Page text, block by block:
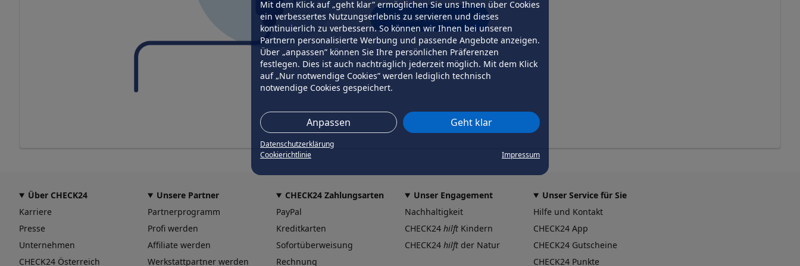
Mit dem Klick auf „geht klar” ermöglichen Sie uns Ihnen über Cookies
ein verbessertes Nutzungserlebnis zu servieren und dieses
kontinuierlich zu verbessern. So können wir Ihnen bei unseren
Partnern personalisierte Werbung und passende Angebote anzeigen.
Über „anpassen” können Sie Ihre persönlichen Präferenzen
festlegen. Dies ist auch nachträglich jederzeit möglich. Mit dem Klick
auf „Nur notwendige Cookies” werden lediglich technisch
notwendige Cookies gespeichert.
Anpassen Geht klar
Datenschutzerklärung
Cookierichtlinie
Impressum
erneut versuchen
Über CHECK24
Karriere
Presse
Unternehmen
CHECK24 Österreich
Unsere Partner
Partnerprogramm
Profi werden
Affiliate werden
Werkstattpartner werden
CHECK24 Zahlungsarten
PayPal
Kreditkarten
Sofortüberweisung
Rechnung
Unser Engagement
Nachhaltigkeit
CHECK24 hilft Kindern
CHECK24 hilft der Natur
Unser Service für Sie
Hilfe und Kontakt
CHECK24 App
CHECK24 Gutscheine
CHECK24 Punkte